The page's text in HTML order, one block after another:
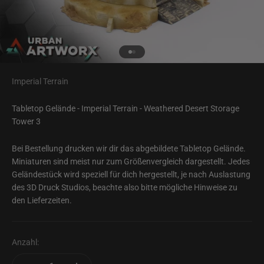
Gehe zu Element 1
Gehe zu Element 2
Imperial Terrain
Tabletop Gelände - Imperial Terrain - Weathered Desert Storage
Tower 3
Bei Bestellung drucken wir dir das abgebildete Tabletop Gelände.
Miniaturen sind meist nur zum Größenvergleich dargestellt. Jedes
Geländestück wird speziell für dich hergestellt, je nach Auslastung
des 3D Druck Studios, beachte also bitte mögliche Hinweise zu
den Lieferzeiten.
Anzahl: